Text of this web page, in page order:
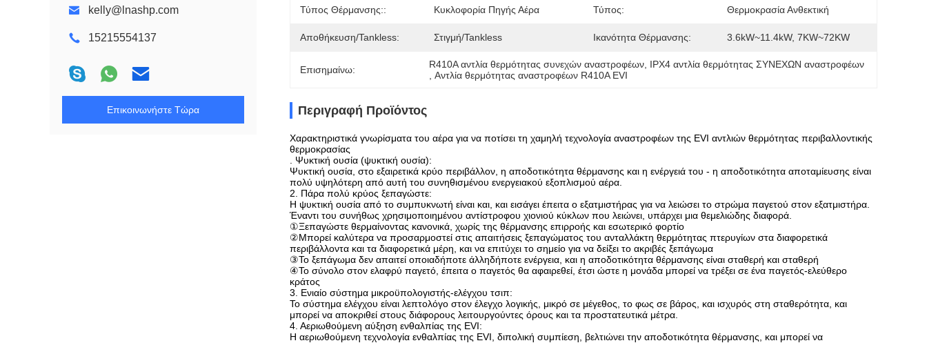
kelly@lnashp.com
15215554137
Επικοινωνήστε Τώρα
Τύπος Θέρμανσης:: Κυκλοφορία Πηγής Αέρα Τύπος: Θερμοκρασία Ανθεκτική
Αποθήκευση/tankless: Στιγμή/Tankless Ικανότητα Θέρμανσης: 3.6kW~11.4kW, 7KW~72KW
Επισημαίνω: R410A αντλία θερμότητας συνεχών αναστροφέων IPX4 αντλία θερμότητας ΣΥΝΕΧΩΝ αναστροφέων
, Αντλία θερμότητας αναστροφέων R410A EVI
Περιγραφή Προϊόντος
Χαρακτηριστικά γνωρίσματα του αέρα για να ποτίσει τη χαμηλή τεχνολογία αναστροφέων της EVI αντλιών θερμότητας περιβαλλοντικής
θερμοκρασίας
. Ψυκτική ουσία (ψυκτική ουσία):
Ψυκτική ουσία, στο εξαιρετικά κρύο περιβάλλον, η αποδοτικότητα θέρμανσης και η ενέργειά του - η αποδοτικότητα αποταμίευσης είναι
πολύ υψηλότερη από αυτή του συνηθισμένου ενεργειακού εξοπλισμού αέρα.
2. Πάρα πολύ κρύος ξεπαγώστε:
Η ψυκτική ουσία από το συμπυκνωτή είναι και, και εισάγει έπειτα ο εξατμιστήρας για να λειώσει το στρώμα παγετού στον εξατμιστήρα.
Έναντι του συνήθως χρησιμοποιημένου αντίστροφου χιονιού κύκλων που λειώνει, υπάρχει μια θεμελιώδης διαφορά.
①Ξεπαγώστε θερμαίνοντας κανονικά, χωρίς της θέρμανσης επιρροής και εσωτερικό φορτίο
②Μπορεί καλύτερα να προσαρμοστεί στις απαιτήσεις ξεπαγώματος του ανταλλάκτη θερμότητας πτερυγίων στα διαφορετικά
περιβάλλοντα και τα διαφορετικά μέρη, και να επιτύχει το σημείο για να δείξει το ακριβές ξεπάγωμα
③Το ξεπάγωμα δεν απαιτεί οποιαδήποτε άλληδήποτε ενέργεια, και η αποδοτικότητα θέρμανσης είναι σταθερή και σταθερή
④Το σύνολο στον ελαφρύ παγετό, έπειτα ο παγετός θα αφαιρεθεί, έτσι ώστε η μονάδα μπορεί να τρέξει σε ένα παγετός-ελεύθερο
κράτος
3. Ενιαίο σύστημα μικροϋπολογιστής-ελέγχου τσιπ:
Το σύστημα ελέγχου είναι λεπτολόγο στον έλεγχο λογικής, μικρό σε μέγεθος, το φως σε βάρος, και ισχυρός στη σταθερότητα, και
μπορεί να αποκριθεί στους διάφορους λειτουργούντες όρους και τα προστατευτικά μέτρα.
4. Αεριωθούμενη αύξηση ενθαλπίας της EVI:
Η αεριωθούμενη τεχνολογία ενθαλπίας της EVI, διπολική συμπίεση, βελτιώνει την αποδοτικότητα θέρμανσης, και μπορεί να